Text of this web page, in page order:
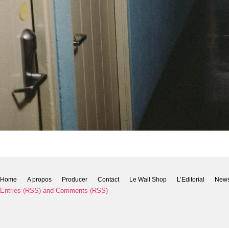
Home A propos Producer Contact Le Wall Shop L’Editorial
Entries (RSS) and Comments (RSS)